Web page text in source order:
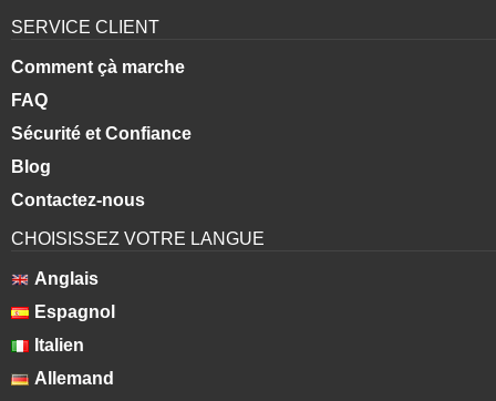
SERVICE CLIENT
Comment çà marche
FAQ
Sécurité et Confiance
Blog
Contactez-nous
CHOISISSEZ VOTRE LANGUE
Anglais
Espagnol
Italien
Allemand